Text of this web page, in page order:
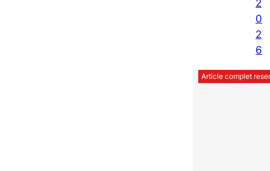
2
0
2
6
Article complet